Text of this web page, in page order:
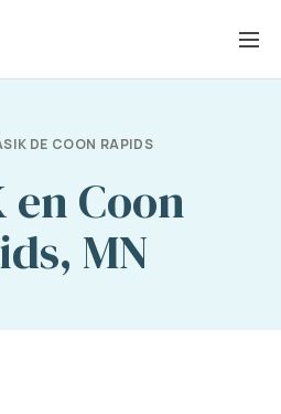
DE COON RAPIDS
en Coon
MN